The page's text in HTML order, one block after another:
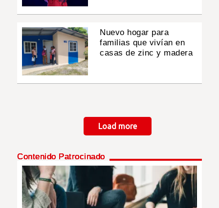
Nuevo hogar para
familias que vivían en
casas de zinc y madera
Load more
Contenido Patrocinado